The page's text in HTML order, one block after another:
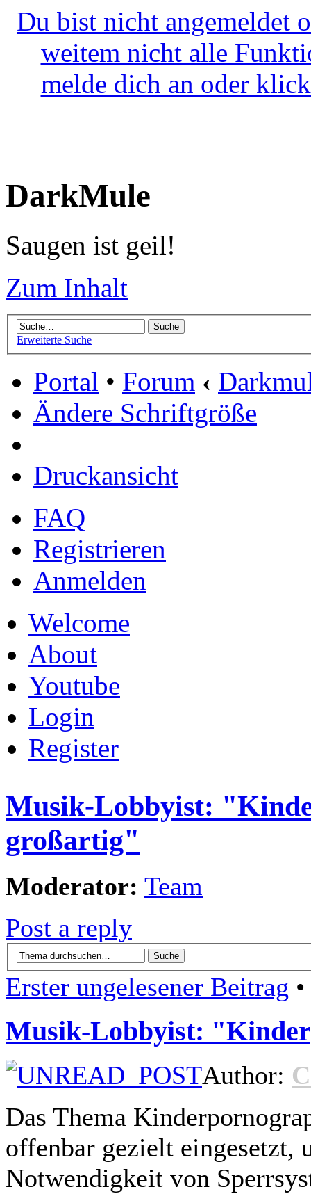
Du bist nicht angemeldet
weitem nicht alle
melde dich an oder
DarkMule
Saugen ist geil!
Zum Inhalt
Erweiterte Suche
Portal • Forum ‹
Ändere Schriftgröße
Druckansicht
FAQ
Registrieren
Anmelden
Welcome
About
Youtube
Login
Register
Musik-Lobbyist:
großartig"
Moderator: Team
Post a reply
Erster ungelesener Beitrag
Musik-Lobbyist:
Author:
Das Thema
offenbar gezielt eingesetzt,
Notwendigkeit von